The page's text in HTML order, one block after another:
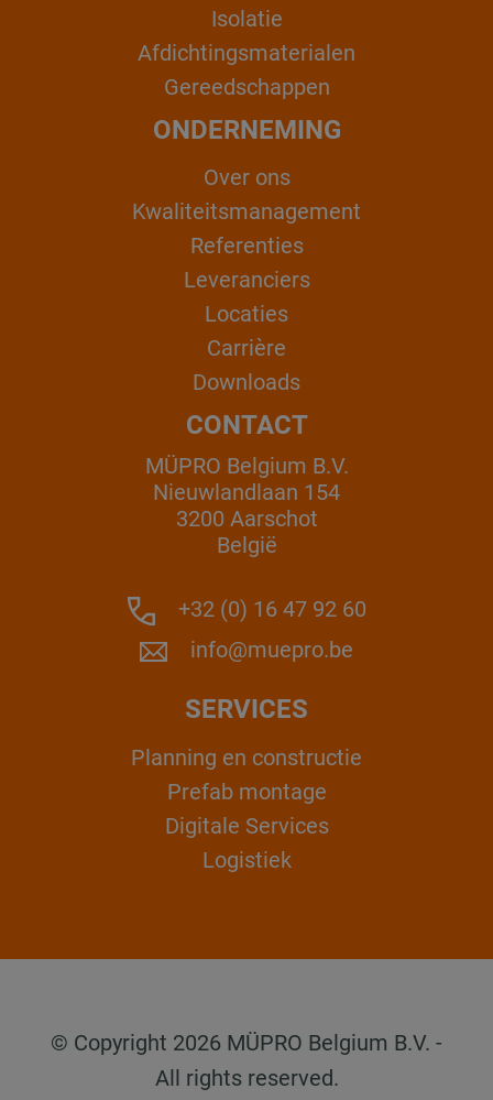
Isolatie
Afdichtingsmaterialen
Gereedschappen
ONDERNEMING
Over ons
Kwaliteitsmanagement
Referenties
Leveranciers
Locaties
Carrière
Downloads
CONTACT
MÜPRO Belgium B.V.
Nieuwlandlaan 154
3200 Aarschot
België
+32 (0) 16 47 92 60
info@muepro.be
SERVICES
Planning en constructie
Prefab montage
Digitale Services
Logistiek
© Copyright 2026 MÜPRO Belgium B.V. -
All rights reserved.